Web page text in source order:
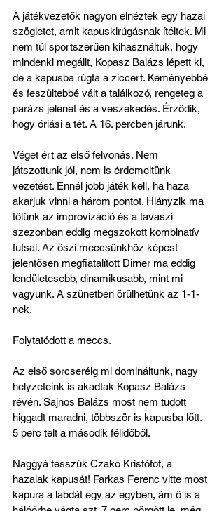
A játékvezetők nagyon elnéztek egy hazai
szögletet, amit kapuskirúgásnak ítéltek. Mi
nem túl sportszerűen kihasználtuk, hogy
mindenki megállt, Kopasz Balázs lépett ki,
de a kapusba rúgta a ziccert. Keményebbé
és feszültebbé vált a találkozó, rengeteg a
parázs jelenet és a veszekedés. Érződik,
hogy óriási a tét. A 16. percben járunk.
Véget ért az első felvonás. Nem
játszottunk jól, nem is érdemeltünk
vezetést. Ennél jobb játék kell, ha haza
akarjuk vinni a három pontot. Hiányzik ma
tőlünk az improvizáció és a tavaszi
szezonban eddig megszokott kombinatív
futsal. Az őszi meccsünkhöz képest
jelentősen megfiatalított Dirner ma eddig
lendületesebb, dinamikusabb, mint mi
vagyunk. A szünetben örülhetünk az 1-1-
nek.
Folytatódott a meccs.
Az első sorcseréig mi domináltunk, nagy
helyzeteink is akadtak Kopasz Balázs
révén. Sajnos Balázs most nem tudott
higgadt maradni, többször is kapusba lőtt.
5 perc telt a második félidőből.
Naggyá tesszük Czakó Kristófot, a
hazaiak kapusát! Farkas Ferenc vitte most
kapura a labdát egy az egyben, ám ő is a